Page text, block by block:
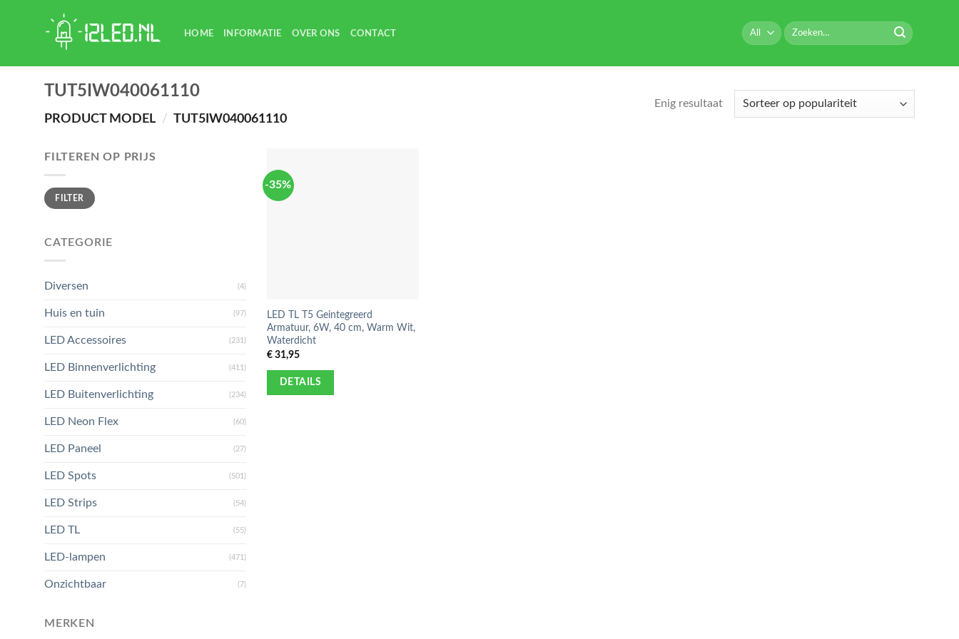
HOME INFORMATIE OVER ONS CONTACT
Zoeken
naar:
TUT5IW040061110
PRODUCT MODEL / TUT5IW040061110
Enig resultaat
FILTEREN OP PRIJS
Min.
prijs
Max.
prijsFILTER
CATEGORIE
Diversen (4)
Huis en tuin (97)
LED Accessoires (231)
LED Binnenverlichting (411)
LED Buitenverlichting (234)
LED Neon Flex (60)
LED Paneel (27)
LED Spots (501)
LED Strips (54)
LED TL (55)
LED-lampen (471)
Onzichtbaar (7)
MERKEN
-35%
LED TL T5 Geintegreerd
Armatuur, 6W, 40 cm, Warm Wit,
Waterdicht
€ 31,95
DETAILS